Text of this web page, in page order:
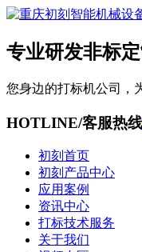
专业研发非标
您身边的打标机公司，
HOTLINE/客服热线
初刻首页
初刻产品中心
应用案例
资讯中心
打标技术服务
关于我们